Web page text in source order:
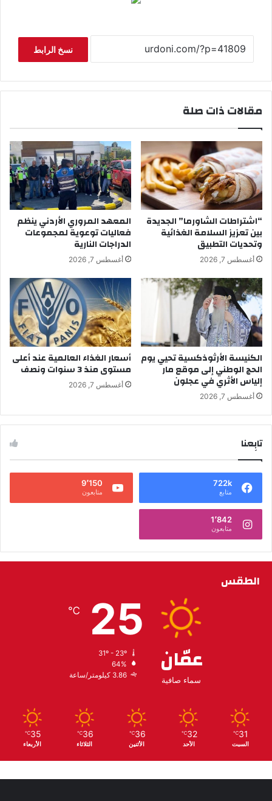
نسخ الرابط
مقالات ذات صلة
“اشتراطات الشاورما” الجديدة
بين تعزيز السلامة الغذائية
وتحديات التطبيق
أغسطس 7, 2026
المعهد المروري الأردني ينظم
فعاليات توعوية لمجموعات
الدراجات النارية
أغسطس 7, 2026
الكنيسة الأرثوذكسية تحيي يوم
الحج الوطني إلى موقع مار
إلياس الأثري في عجلون
أغسطس 7, 2026
أسعار الغذاء العالمية عند أعلى
مستوى منذ 3 سنوات ونصف
أغسطس 7, 2026
تابِعنا
722k
متابع
9٬150
متابعون
1٬842
متابعون
الطقس
عمّان
سماء صافية
25
℃
64%
3.86 كيلومتر/ساعة
31
℃
السبت
32
℃
الأحد
36
℃
الأثنين
36
℃
الثلاثاء
35
℃
الأربعاء